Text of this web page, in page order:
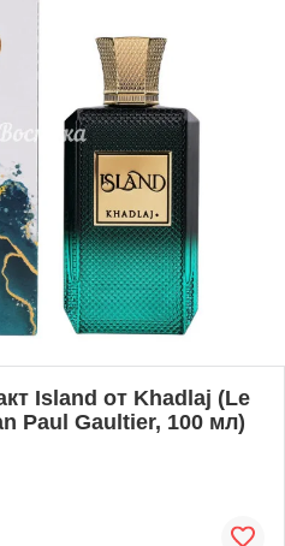
Island от Khadlaj (Le
Paul Gaultier, 100 мл)